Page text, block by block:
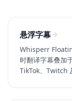
悬浮字幕
Whisperr
时翻译字幕叠加
TikTok、Twitch